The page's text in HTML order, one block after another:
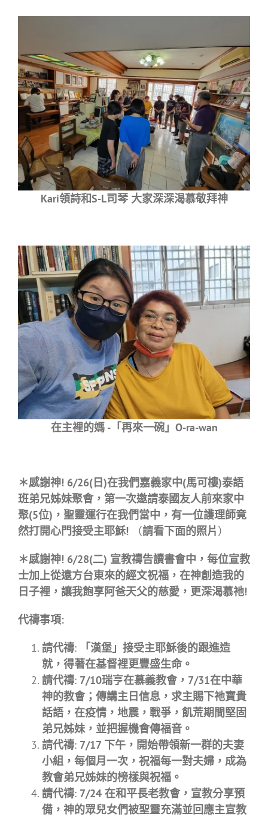
Kari領詩和S-L司琴 大家深深渴慕敬拜神
在主裡的媽 -「再來一碗」O-ra-wan
＊感謝神! 6/26(日)在我們嘉義家中(馬可樓)泰語
班弟兄姊妹聚會，第一次邀請泰國友人前來家中
聚(5位)，聖靈運行在我們當中，有一位護理師竟
然打開心門接受主耶穌! （請看下面的照片）
＊感謝神! 6/28(二) 宣教禱告讀書會中，每位宣教
士加上從遠方台東來的經文祝福，在神創造我的
日子裡，讓我飽享阿爸天父的慈愛，更深渴慕祂!
代禱事項:
請代禱:
「漢堡」接受主耶穌後的跟進造
就，得著在基督裡更豐盛生命。
請代禱: 7/10瑞亨在慕義教會，7/31在中華
神的教會；傳講主日信息，求主賜下祂寶貴
話語，在疫情，地震，戰爭，飢荒期間堅固
弟兄姊妹，並把握機會傳福音。
請代禱: 7/17 下午，開始帶領新一群的夫妻
小組，每個月一次，祝福每一對夫婦，成為
教會弟兄姊妹的榜樣與祝福。
請代禱: 7/24 在和平長老教會，宣教分享預
備，神的眾兒女們被聖靈充滿並回應主宣教